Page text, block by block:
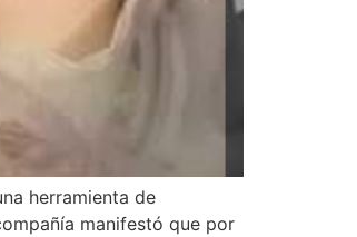
herramienta de
manifestó que por